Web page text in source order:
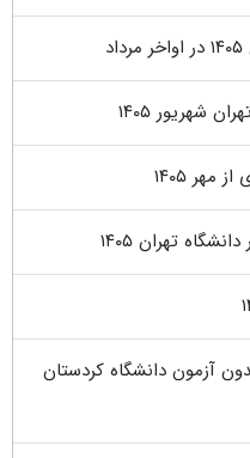
شهریور ۱۴۰۵
۱۴۰۵
تهران ۱۴۰۵
آزمون دانشگاه کردستان